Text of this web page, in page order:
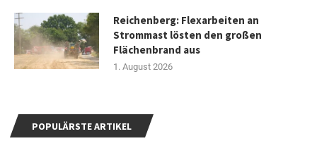
Reichenberg: Flexarbeiten an
Strommast lösten den großen
Flächenbrand aus
1. August 2026
POPULÄRSTE ARTIKEL